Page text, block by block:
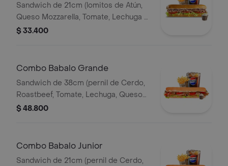
Sandwich de 21cm (lomitos de Atún,
Queso Mozzarella, Tomate, Lechuga y
Mayonesa Real) Papa Francesa 140gr
$ 33.400
Combo Babalo Grande
Sandwich de 38cm (pernil de Cerdo,
Roastbeef, Tomate, Lechuga, Queso
Mozzarella, Salsa BBQ y Salsa de Ajo)
$ 48.800
Combo Babalo Junior
Sandwich de 21cm (pernil de Cerdo,